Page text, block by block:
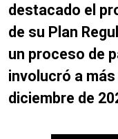
destacado el
de su Plan
un proceso de
involucró a
diciembre de